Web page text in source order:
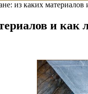
из каких материалов
и как